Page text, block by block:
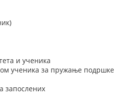
и ученика
ученика за пружање подршке
запослених